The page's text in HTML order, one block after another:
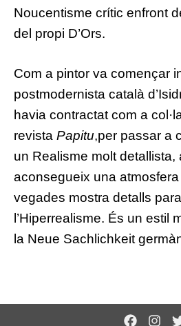
Noucentisme crític enfront
del propi D’Ors.
Com a pintor va començar
postmodernista català d’
havia contractat com a
revista Papitu,per passar a
un Realisme molt detallista,
aconsegueix una
vegades mostra detalls
l’Hiperrealisme. És un estil
la Neue Sachlichkeit